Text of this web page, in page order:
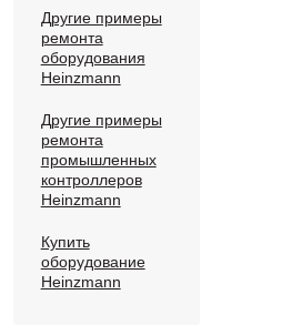
Другие примеры
ремонта
оборудования
Heinzmann
Другие примеры
ремонта
промышленных
контроллеров
Heinzmann
Купить
оборудование
Heinzmann